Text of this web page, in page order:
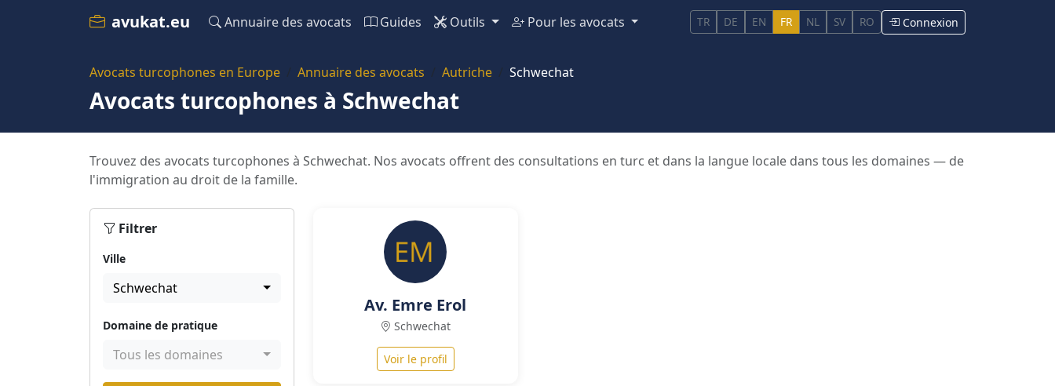
avukat.eu Annuaire des avocats Guides Outils Pour les avocats TR DE EN FR NL SV RO Connexion
Avocats turcophones en Europe Annuaire des avocats Autriche Schwechat
Avocats turcophones à Schwechat
Trouvez des avocats turcophones à Schwechat. Nos avocats offrent des consultations en turc et dans la langue locale dans tous les domaines — de
l'immigration au droit de la famille.
Filtrer
Ville
Schwechat
Domaine de pratique
Tous les domaines
Av. Emre Erol
Schwechat
Voir le profil